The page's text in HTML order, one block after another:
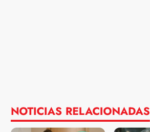
NOTICIAS RELACIONADAS